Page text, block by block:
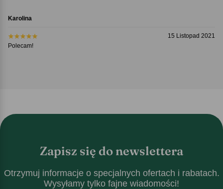
Karolina
15 Listopad 2021
Polecam!
Zapisz się do newslettera
Otrzymuj informacje o specjalnych ofertach i rabatach.
Wysyłamy tylko fajne wiadomości!